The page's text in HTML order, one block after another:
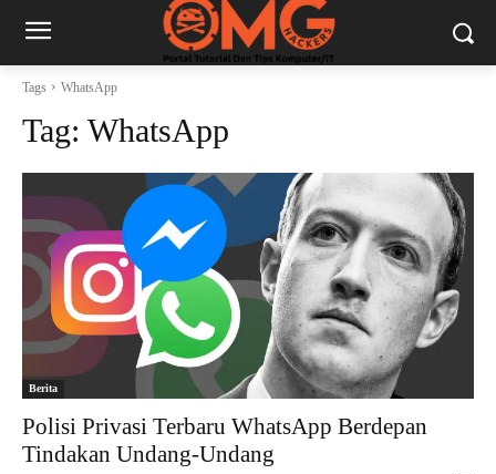
Tags WhatsApp
Tag: WhatsApp
Berita
Polisi Privasi Terbaru WhatsApp Berdepan
Tindakan Undang-Undang